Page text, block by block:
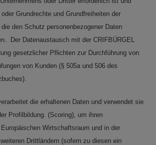
Grundrechte und Grundfreiheiten der
den Schutz personenbezogener Daten
Der Datenaustausch mit der CRIFBÜRGEL
gesetzlicher Pflichten zur Durchführung von
von Kunden (§ 505a und 506 des
die erhaltenen Daten und verwendet sie
Profilbildung. (Scoring), um ihren
Wirtschaftsraum und in der
Drittländern (sofern zu diesen ein